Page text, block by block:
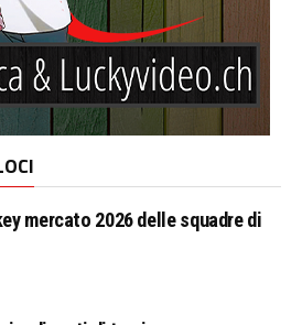
mercato 2026 delle squadre di